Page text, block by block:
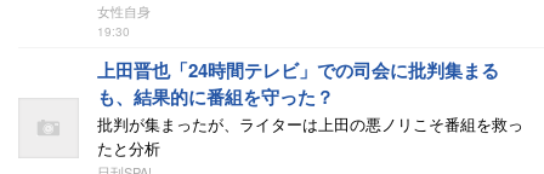
女性自身
19:30
上田晋也「24時間テレビ」での司会に批判集まる
も、結果的に番組を守った？
批判が集まったが、ライターは上田の悪ノリこそ番組を救っ
たと分析